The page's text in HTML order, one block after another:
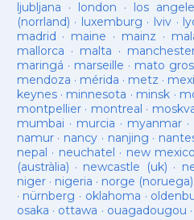
ljubljana · london · los
(norrland) · luxemburg · lviv ·
madrid · maine · mainz ·
mallorca · malta ·
maringá · marseille · mato
mendoza · mérida · metz ·
keynes· minnesota · minsk ·
montpellier· montreal ·
mumbai · murcia · myanmar·
namur· nancy · nanjing ·
nepal · neuchatel · new mexico
(austràlia) · newcastle (uk) ·
niger· nigeria · norge (noruega)
· nürnberg · oklahoma ·
osaka · ottawa · ouagadougou ·